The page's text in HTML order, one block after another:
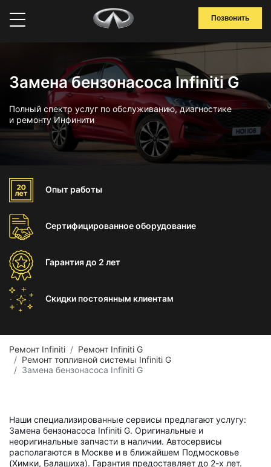
Позвонить
Замена бензонасоса Infiniti G
Полный спектр услуг по обслуживанию, диагностике
и ремонту Инфинити
Опыт работы
Сертифицированноеоборудование
Гарантиядо 2 лет
Скидки постоянным клиентам
Ремонт Infiniti
Ремонт Infiniti G
Ремонт топливной системы Infiniti G
Замена бензонасоса Infiniti G
Наши специализированные сервисы предлагают услугу:
Замена бензонасоса Infiniti G. Оригинальные и
неоригинальные запчасти в наличии. Автосервисы
располагаются в Москве и в ближайшем Подмосковье
(Химки, Балашиха). Гарантия предоставляет до 2-х лет.